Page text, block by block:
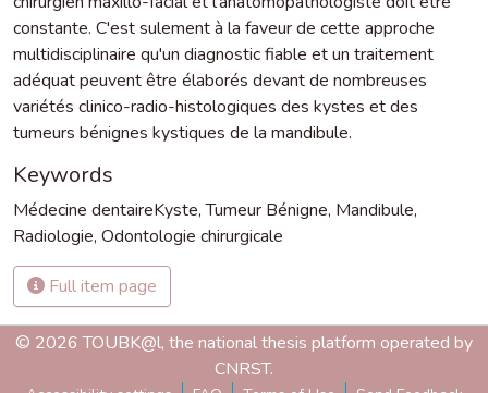
constante. C'est sulement à la faveur de cette approche
multidisciplinaire qu'un diagnostic fiable et un traitement
adéquat peuvent être élaborés devant de nombreuses
variétés clinico-radio-histologiques des kystes et des
tumeurs bénignes kystiques de la mandibule.
Keywords
Médecine dentaireKyste,Tumeur Bénigne, Mandibule,
Radiologie, Odontologie chirurgicale
Full item page
© 2026 TOUBK@l, the national thesis platform operated by
CNRST.